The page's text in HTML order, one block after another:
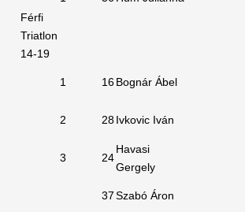
Férfi
Triatlon
14-19
1 16Bognár Ábel
2 28Ivkovic Iván
3 24
Havasi
Gergely
37Szabó Áron